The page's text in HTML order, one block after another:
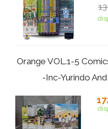
Orange VOL.1-5
-Inc-Yurindo